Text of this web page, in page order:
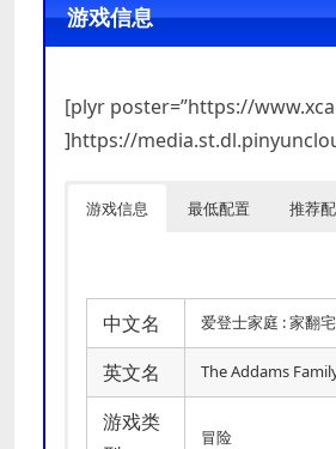
游戏信息
[plyr poster=”https://
]https://
游戏信息 最低配置 推荐
中文名 爱登士家庭 : 家翻
英文名 The Addams
游戏类
冒险